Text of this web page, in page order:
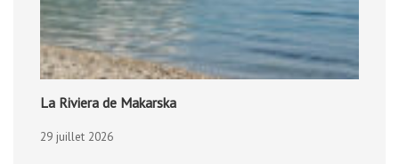
La Riviera de Makarska
29 juillet 2026